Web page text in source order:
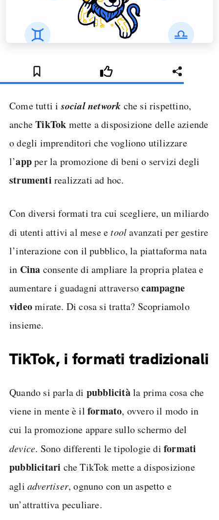
Come tutti isocial network che si rispettino,
ancheTikTok mette a disposizione delle aziende
o degli imprenditori che vogliono utilizzare
l’appper la promozione di beni o servizi degli
strumenti realizzati ad hoc.
Con diversi formati tra cui scegliere, un miliardo
di utenti attivi al mese etoolavanzati per gestire
l’interazione con il pubblico, la piattaforma nata
in Cina consente di ampliare la propria platea e
aumentare i guadagni attraversocampagne
videomirate. Di cosa si tratta? Scopriamolo
insieme.
TikTok, i formati tradizionali
Quando si parla di pubblicitàla prima cosa che
viene in mente è il formato, ovvero il modo in
cui la promozione appare sullo schermo del
device. Sono differenti le tipologie diformati
pubblicitari che TikTok mette a disposizione
agli advertiser, ognuno con un aspetto e
un’attrattiva peculiare.